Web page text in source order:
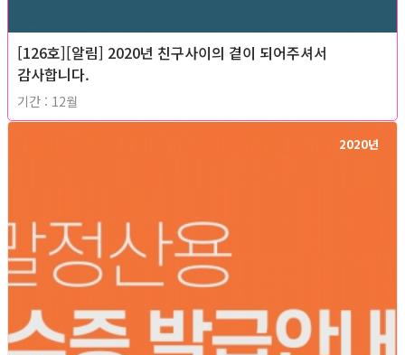
[126호][알림] 2020년 친구사이의 곁이 되어주셔서
감사합니다.
기간 : 12월
2020년